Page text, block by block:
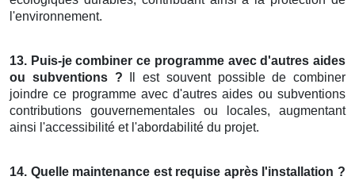
l'environnement.
13. Puis-je combiner ce programme avec d'autres aides
ou subventions ? Il est souvent possible de combiner
joindre ce programme avec d'autres aides ou subventions
contributions gouvernementales ou locales, augmentant
ainsi l'accessibilité et l'abordabilité du projet.
14. Quelle maintenance est requise après l'installation ?